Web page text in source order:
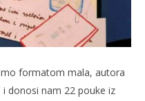
formatom mala, autora
i donosi nam 22 pouke iz